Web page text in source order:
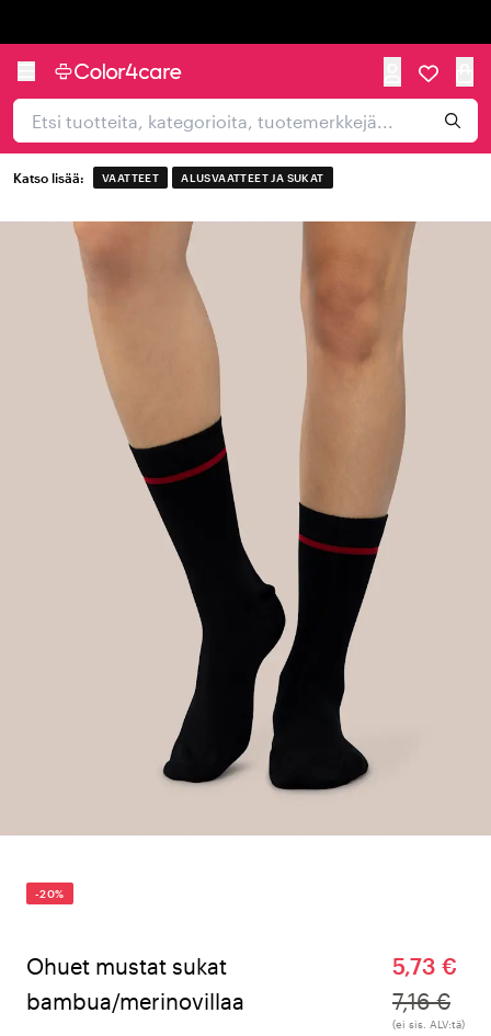
Katso lisää: VAATTEET ALUSVAATTEET JA SUKAT
-20%
Ohuet mustat sukat
bambua/merinovillaa
5,73 €
7,16 €
(ei sis. ALV:tä)